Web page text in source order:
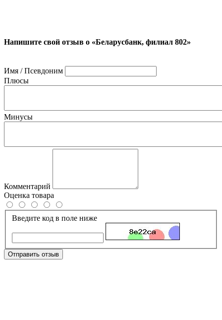
Напишите свой отзыв о «Беларусбанк, филиал 802»
Имя / Псевдоним
Плюсы
Минусы
Комментарий
Оценка товара
Введите код в поле ниже
Отправить отзыв